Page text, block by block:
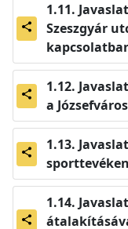
share
Szeszgyár
share
a
share
share